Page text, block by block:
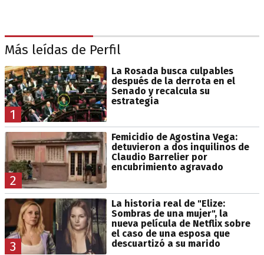
Más leídas de Perfil
1
La Rosada busca culpables
después de la derrota en el
Senado y recalcula su
estrategia
2
Femicidio de Agostina Vega:
detuvieron a dos inquilinos de
Claudio Barrelier por
encubrimiento agravado
3
La historia real de "Elize:
Sombras de una mujer", la
nueva película de Netflix sobre
el caso de una esposa que
descuartizó a su marido